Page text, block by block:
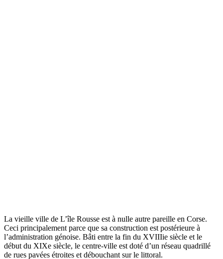
La vieille ville de L’île Rousse est à nulle autre pareille en Corse.
Ceci principalement parce que sa construction est postérieure à
l’administration génoise. Bâti entre la fin du XVIIIie siècle et le
début du XIXe siècle, le centre-ville est doté d’un réseau quadrillé
de rues pavées étroites et débouchant sur le littoral.